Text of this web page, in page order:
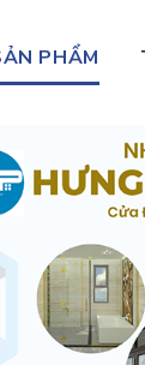
PHẨM